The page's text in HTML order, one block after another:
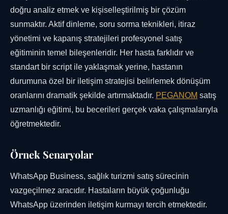
doğru analiz etmek ve kişiselleştirilmiş bir çözüm
sunmaktır. Aktif dinleme, soru sorma teknikleri, itiraz
yönetimi ve kapanış stratejileri profesyonel satış
eğitiminin temel bileşenleridir. Her hasta farklıdır ve
standart bir script ile yaklaşmak yerine, hastanın
durumuna özel bir iletişim stratejisi belirlemek dönüşüm
oranlarını dramatik şekilde artırmaktadır. PEGANOM satış
uzmanlığı eğitimi, bu becerileri gerçek vaka çalışmalarıyla
öğretmektedir.
Örnek Senaryolar
WhatsApp Business, sağlık turizmi satış sürecinin
vazgeçilmez aracıdır. Hastaların büyük çoğunluğu
WhatsApp üzerinden iletişim kurmayı tercih etmektedir.